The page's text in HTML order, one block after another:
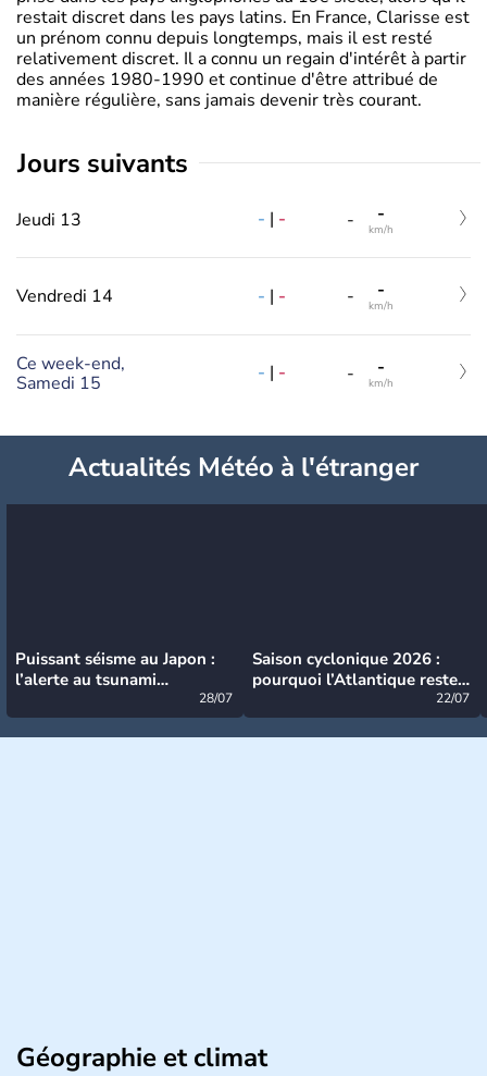
restait discret dans les pays latins. En France, Clarisse est
un prénom connu depuis longtemps, mais il est resté
relativement discret. Il a connu un regain d'intérêt à partir
des années 1980-1990 et continue d'être attribué de
manière régulière, sans jamais devenir très courant.
jours suivants
Jeudi 13 - | - - -
km/h
Vendredi 14 - | - - -
km/h
Ce week-end,
Samedi 15
- | - - -
km/h
Actualités Météo à l'étranger
Puissant séisme au Japon :
l’alerte au tsunami
28/07
Saison cyclonique 2026 :
pourquoi l’Atlantique reste
22/07
Géographie et climat